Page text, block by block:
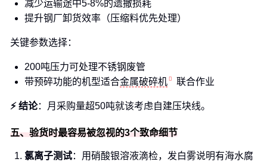
减少运输途中5-8%的遗撒损耗
提升钢厂卸货效率（压缩料优先处理）
关键参数选择：
200吨压力可处理不锈钢废管
带预碎功能的机型适合金属破碎机 联合作业
⚡ 结论：月采购量超50吨就该考虑自建压块线。
五、验货时最容易被忽视的3个致命细节
氯离子测试：用硝酸银溶液滴检，发白雾说明有海水腐